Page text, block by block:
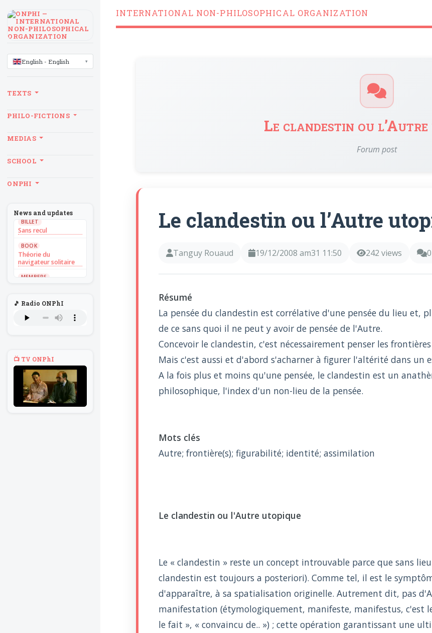
INTERNATIONAL NON-PHILOSOPHICAL ORGANIZATION
Le clandestin ou l’Autre
Forum post
Le clandestin ou l’Autre
Tanguy Rouaud 19/12/2008 am31 11:50 242 views
Résumé
La pensée du clandestin est corrélative d'une pensée du lieu et,
de ce sans quoi il ne peut y avoir de pensée de l'Autre.
Concevoir le clandestin, c'est nécessairement penser les
Mais c'est aussi et d'abord s'acharner à figurer l'altérité dans un
A la fois plus et moins qu'une pensée, le clandestin est un
philosophique, l'index d'un non-lieu de la pensée.
Mots clés
Autre; frontière(s); figurabilité; identité; assimilation
Le clandestin ou l'Autre utopique
Le « clandestin » reste un concept introuvable parce que sans
clandestin est toujours a posteriori). Comme tel, il est le
d'apparaître, à sa spatialisation originelle. Autrement dit, pas
manifestation (étymologiquement, manifeste, manifestus, c'est
le fait », « convaincu de.. ») ; cette opération garantissant une
LANGUAGE
English - English
TEXTS
PHILO-FICTIONS
MEDIAS
SCHOOL
ONPHI
News and updates
Sans recul
Théorie du
navigateur solitaire
MEMBERS
Introduire
l'hypothèse en
philosophie
BILLET
Sans recul
BOOK
Théorie du
navigateur solitaire
🎵 Radio ONPhI
📺 TV ONPhI